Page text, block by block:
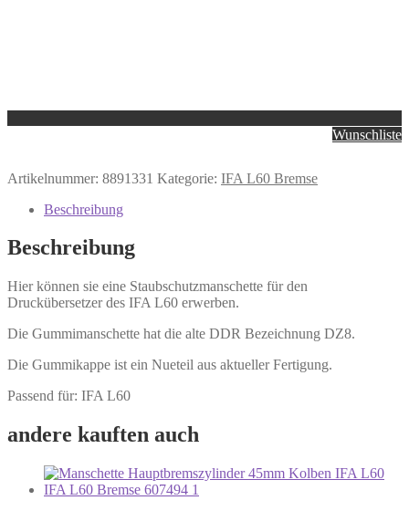
Wunschliste
Artikelnummer: 8891331 Kategorie: IFA L60 Bremse
Beschreibung
Beschreibung
Hier können sie eine Staubschutzmanschette für den
Druckübersetzer des IFA L60 erwerben.
Die Gummimanschette hat die alte DDR Bezeichnung DZ8.
Die Gummikappe ist ein Nueteil aus aktueller Fertigung.
Passend für: IFA L60
andere kauften auch